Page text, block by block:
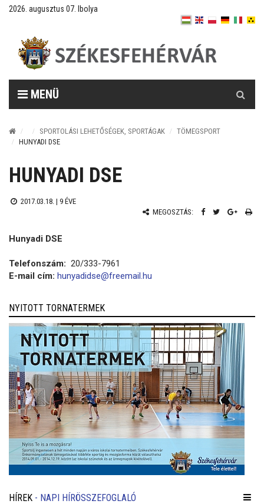
2026. augusztus 07. Ibolya
MENÜ
SPORTOLÁSI LEHETŐSÉGEK, SPORTÁGAK
TÖMEGSPORT
HUNYADI DSE
HUNYADI DSE
2017.03.18. | 9 ÉVE
MEGOSZTÁS:
Hunyadi DSE
Telefonszám: 20/333-7961
E-mail cím: hunyadidse@freemail.hu
NYITOTT TORNATERMEK
HÍREK - NAPI HÍRÖSSZEFOGLALÓ